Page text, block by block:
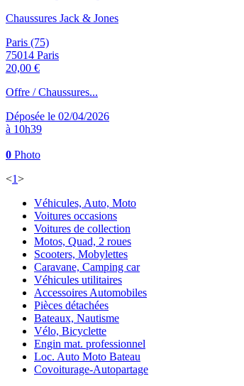
Chaussures Jack & Jones
Paris (75)
75014 Paris
20,00 €
Offre / Chaussures...
Déposée le 02/04/2026
à 10h39
0 Photo
<1>
Véhicules, Auto, Moto
Voitures occasions
Voitures de collection
Motos, Quad, 2 roues
Scooters, Mobylettes
Caravane, Camping car
Véhicules utilitaires
Accessoires Automobiles
Pièces détachées
Bateaux, Nautisme
Vélo, Bicyclette
Engin mat. professionnel
Loc. Auto Moto Bateau
Covoiturage-Autopartage